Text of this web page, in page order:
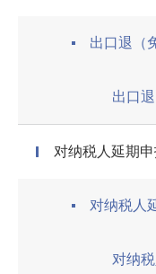
出口退（
出口
对纳税人延期
对纳税人
对纳